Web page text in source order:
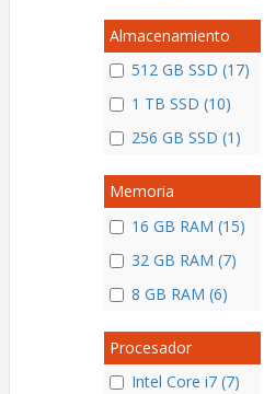
Almacenamiento
512 GB SSD (17)
1 TB SSD (10)
256 GB SSD (1)
Memoria
16 GB RAM (15)
32 GB RAM (7)
8 GB RAM (6)
Procesador
Intel Core i7 (7)